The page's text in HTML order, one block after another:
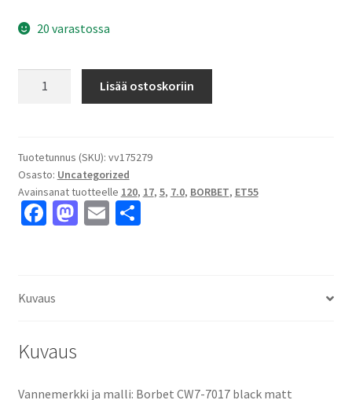
20 varastossa
matt
7.0x17"
5x120
ET55
Lisää ostoskoriin
Tuotetunnus (SKU): vv175279
Osasto: Uncategorized
Avainsanat tuotteelle 120, 17, 5, 7.0, BORBET, ET55
Fa
o
M E S
Kuvaus
Kuvaus
Vannemerkki ja malli: Borbet CW7-7017 black matt